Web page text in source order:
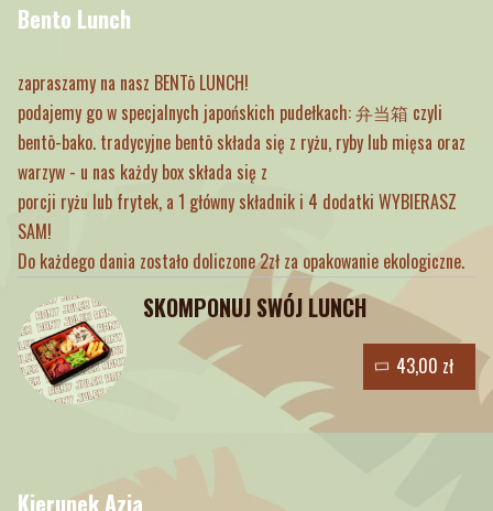
Bento Lunch
zapraszamy na nasz BENTō LUNCH!
podajemy go w specjalnych japońskich pudełkach: 弁当箱 czyli
bentō-bako. tradycyjne bentō składa się z ryżu, ryby lub mięsa oraz
warzyw - u nas każdy box składa się z
porcji ryżu lub frytek, a 1 główny składnik i 4 dodatki WYBIERASZ
SAM!
Do każdego dania zostało doliczone 2zł za opakowanie ekologiczne.
SKOMPONUJ SWÓJ LUNCH
Kierunek Azja